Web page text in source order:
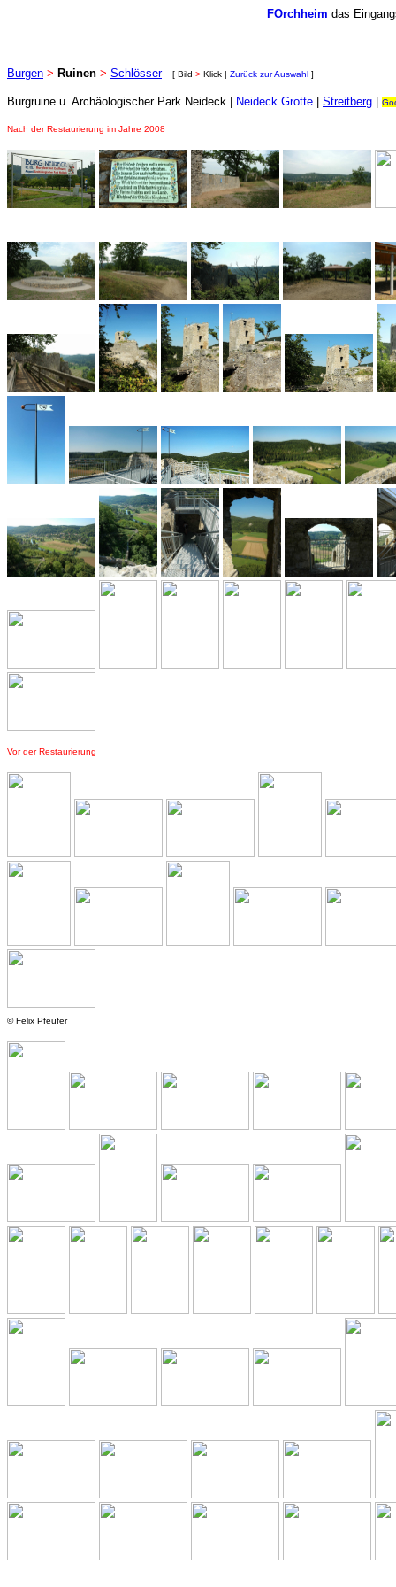
FOrchheim das
Burgen > Ruinen > Schlösser [ Bild > Klick | Zurück zur Auswahl ]
Burgruine u. Archäologischer Park Neideck | Neideck Grotte Streitberg
Nach der Restaurierung im Jahre 2008
Vor der Restaurierung
©Felix Pfeufer